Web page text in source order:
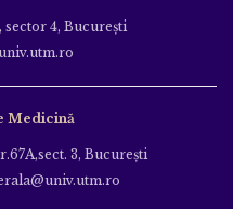
sector 4, Bucureşti
Medicină
3, Bucureşti